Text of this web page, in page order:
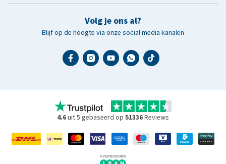
Volg je ons al?
Blijf op de hoogte via onze social media kanalen
4.6uit 5 gebaseerd op 51336Reviews